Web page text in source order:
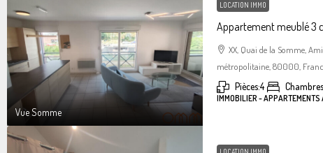
Vue Somme
LOCATION IMMO
Appartement meublé 3
XX, Quai de la Somme,
métropolitaine, 80000,
Pièces:4
IMMOBILIER - APPARTEMENTS